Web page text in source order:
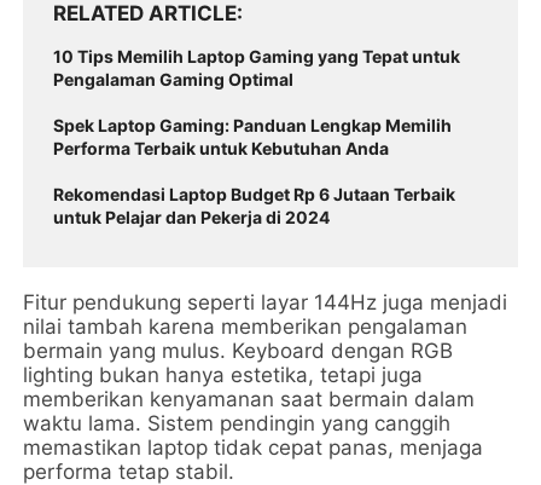
RELATED ARTICLE
10 Tips Memilih Laptop Gaming yang Tepat untuk
Pengalaman Gaming Optimal
Spek Laptop Gaming: Panduan Lengkap Memilih
Performa Terbaik untuk Kebutuhan Anda
Rekomendasi Laptop Budget Rp 6 Jutaan Terbaik
untuk Pelajar dan Pekerja di 2024
Fitur pendukung seperti layar 144Hz juga menjadi
nilai tambah karena memberikan pengalaman
bermain yang mulus. Keyboard dengan RGB
lighting bukan hanya estetika, tetapi juga
memberikan kenyamanan saat bermain dalam
waktu lama. Sistem pendingin yang canggih
memastikan laptop tidak cepat panas, menjaga
performa tetap stabil.